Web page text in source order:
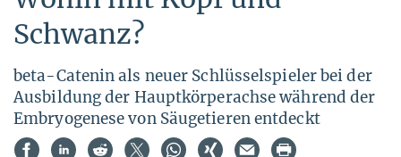
Schwanz?
beta-Catenin als neuer Schlüsselspieler bei der
Ausbildung der Hauptkörperachse während der
Embryogenese von Säugetieren entdeckt